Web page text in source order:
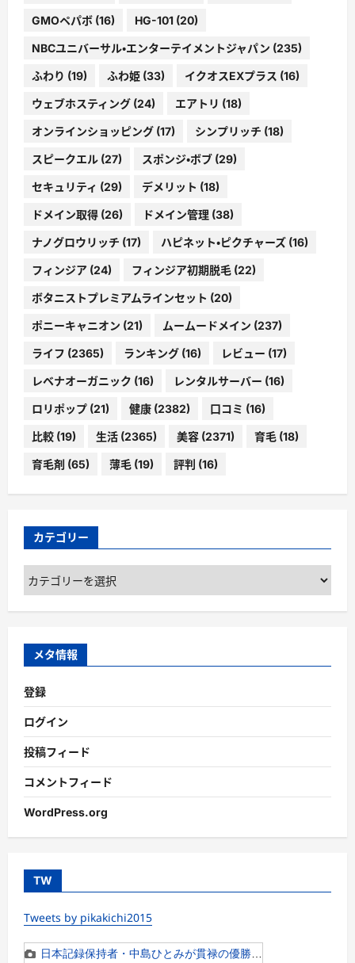
GMOペパボ (16) HG-101 (20)
NBCユニバーサル・エンターテイメントジャパン (235)
ふわり (19) ふわ姫 (33) イクオスEXプラス (16)
ウェブホスティング (24) エアトリ (18)
オンラインショッピング (17) シンプリッチ (18)
スピークエル (27) スポンジ・ボブ (29)
セキュリティ (29) デメリット (18)
ドメイン取得 (26) ドメイン管理 (38)
ナノグロウリッチ (17) ハピネット・ピクチャーズ (16)
フィンジア (24) フィンジア初期脱毛 (22)
ボタニストプレミアムラインセット (20)
ポニーキャニオン (21) ムームードメイン (237)
ライフ (2365) ランキング (16) レビュー (17)
レベナオーガニック (16) レンタルサーバー (16)
ロリポップ (21) 健康 (2382) 口コミ (16)
比較 (19) 生活 (2365) 美容 (2371) 育毛 (18)
育毛剤 (65) 薄毛 (19) 評判 (16)
カテゴリー
カ
テ
ゴ
ー
メタ情報
登録
ログイン
投稿フィード
コメントフィード
WordPress.org
TW
Tweets by pikakichi2015